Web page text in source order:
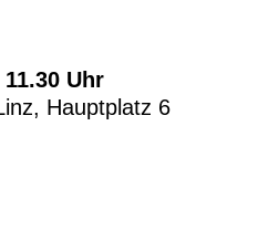
Uhr
Hauptplatz 6